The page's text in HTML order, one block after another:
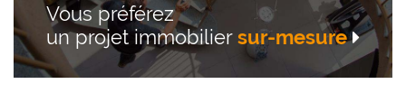
Vous préférez
un projet immobiliersur-mesure